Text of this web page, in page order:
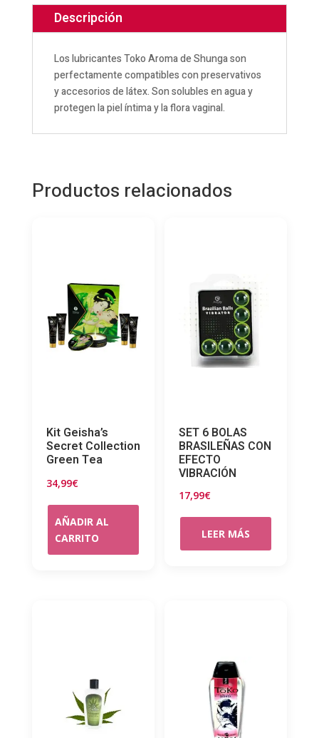
cantidadDescripción
Los lubricantes Toko Aroma de Shunga son
perfectamente compatibles con preservativos
y accesorios de látex. Son solubles en agua y
protegen la piel íntima y la flora vaginal.
Productos relacionados
Kit Geisha’s
Secret Collection
Green Tea
34,99€
AÑADIR AL
CARRITO
SET 6 BOLAS
BRASILEÑAS CON
EFECTO
VIBRACIÓN
17,99€
LEER MÁS